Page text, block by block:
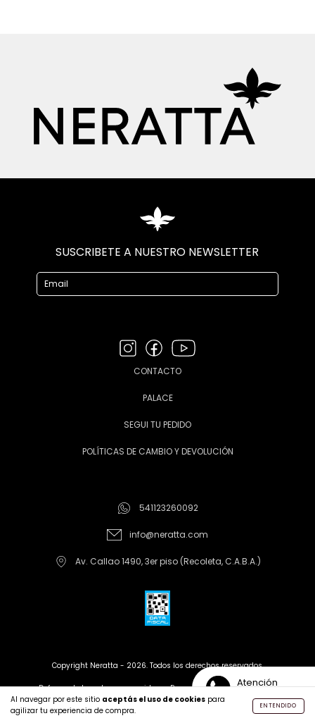
Al navegar por este sitio aceptás el uso de cookies para
agilizar tu experiencia de compra.
ENTENDIDO
Atención
SUSCRIBETE A NUESTRO NEWSLETTER
CONTACTO
PALACE
SEGUI TU PEDIDO
POLÍTICAS DE CAMBIO Y DEVOLUCIÓN
541123260092
info@neratta.com
Av. Callao 1490, 3er piso (Recoleta, C.A.B.A.)
Copyright Neratta - 2026. Todos los derechos reservados.
Defensa de las y los consumidores. Para reclamosingrese aquí
Creado con tiendanube | Desarrollado por Leren